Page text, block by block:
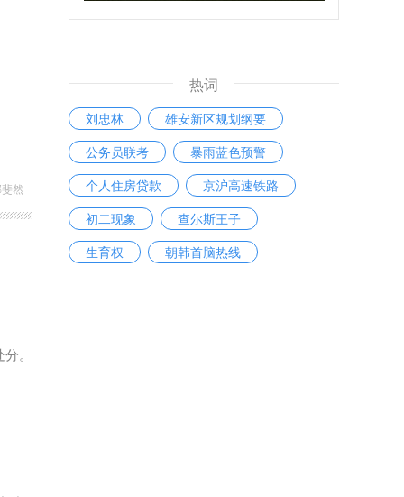
然
。
热词
刘忠林
雄安新区规划纲要
公务员联考
暴雨蓝色预警
个人住房贷款
京沪高速铁路
初二现象
查尔斯王子
生育权
朝韩首脑热线